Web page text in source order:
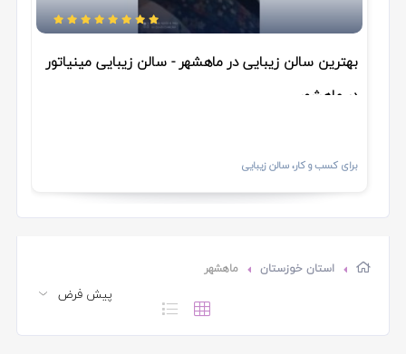
بهترین سالن زیبایی در ماهشهر - سالن زیبایی مینیاتور
در ماهشهر
برای کسب و کار، سالن زیبایی
استان خوزستان ماهشهر